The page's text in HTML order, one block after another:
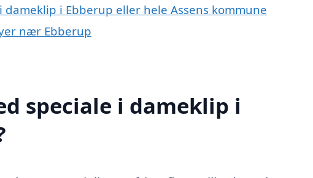
i Ebberup eller hele Assens kommune
nær Ebberup
speciale i dameklip i